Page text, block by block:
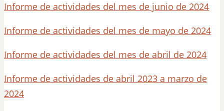
Informe de actividades del mes de junio de 2024
Informe de actividades del mes de mayo de 2024
Informe de actividades del mes de abril de 2024
Informe de actividades de abril 2023 a marzo de
2024